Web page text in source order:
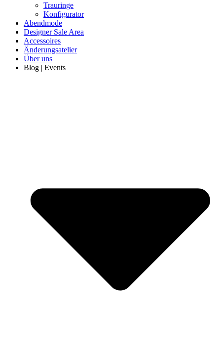
Trauringe
Konfigurator
Abendmode
Designer Sale Area
Accessoires
Änderungsatelier
Über uns
Blog | Events